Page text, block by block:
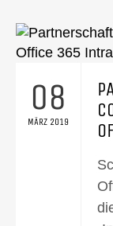
08
MÄRZ 2019